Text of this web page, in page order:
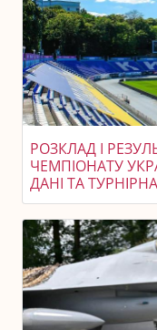
РОЗКЛАД І
ЧЕМПІОНАТУ
ДАНІ ТА